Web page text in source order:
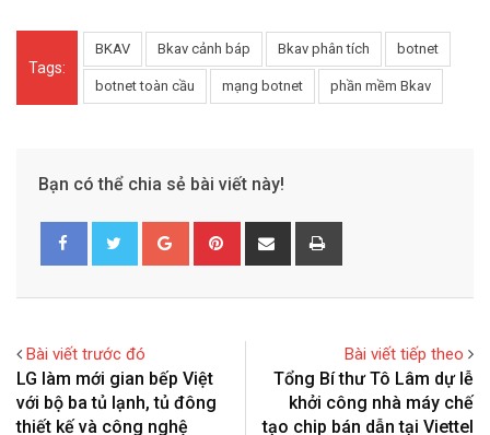
Tags:
BKAV Bkav cảnh báp Bkav phân tích botnet
botnet toàn cầu mạng botnet phần mềm Bkav
Bạn có thể chia sẻ bài viết này!
o
+
i
e
h
v
i
a
r
Bài viết trước đó
LG làm mới gian bếp Việt
với bộ ba tủ lạnh, tủ đông
thiết kế và công nghệ
Bài viết tiếp theo
Tổng Bí thư Tô Lâm dự lễ
khởi công nhà máy chế
tạo chip bán dẫn tại Viettel